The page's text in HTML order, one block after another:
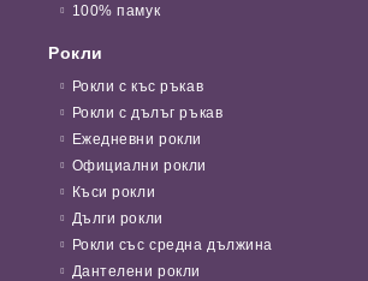
100% памук
Рокли
Рокли с къс ръкав
Рокли с дълъг ръкав
Ежедневни рокли
Официални рокли
Къси рокли
Дълги рокли
Рокли със средна дължина
Дантелени рокли